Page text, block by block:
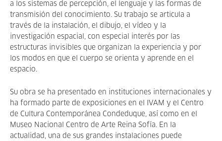
a los sistemas de percepción, el lenguaje y las formas de
transmisión del conocimiento. Su trabajo se articula a
través de la instalación, el dibujo, el vídeo y la
investigación espacial, con especial interés por las
estructuras invisibles que organizan la experiencia y por
los modos en que el cuerpo se orienta y aprende en el
espacio.
Su obra se ha presentado en instituciones internacionales y
ha formado parte de exposiciones en el IVAM y el Centro
de Cultura Contemporánea Condeduque, así como en el
Museo Nacional Centro de Arte Reina Sofía. En la
actualidad, una de sus grandes instalaciones puede